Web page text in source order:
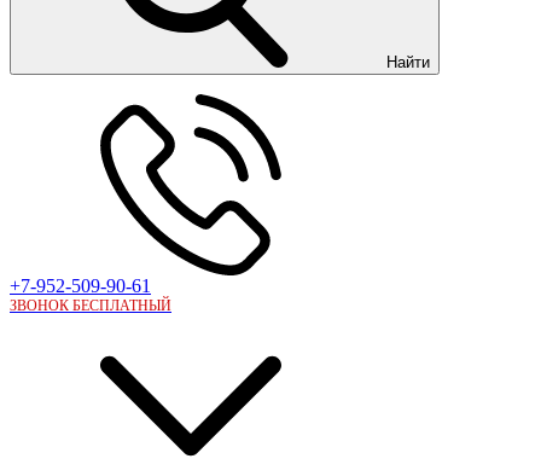
Найти
+7-952-509-90-61
ЗВОНОК БЕСПЛАТНЫЙ